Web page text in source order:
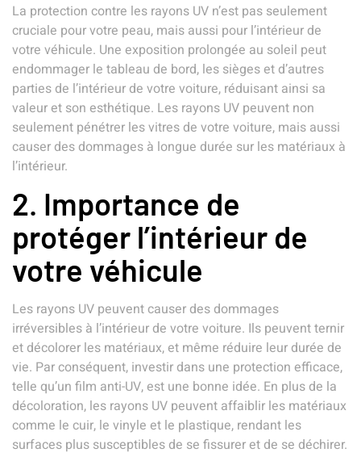
La protection contre les rayons UV n’est pas seulement
cruciale pour votre peau, mais aussi pour l’intérieur de
votre véhicule. Une exposition prolongée au soleil peut
endommager le tableau de bord, les sièges et d’autres
parties de l’intérieur de votre voiture, réduisant ainsi sa
valeur et son esthétique. Les rayons UV peuvent non
seulement pénétrer les vitres de votre voiture, mais aussi
causer des dommages à longue durée sur les matériaux à
l’intérieur.
2. Importance de
protéger l’intérieur de
votre véhicule
Les rayons UV peuvent causer des dommages
irréversibles à l’intérieur de votre voiture. Ils peuvent ternir
et décolorer les matériaux, et même réduire leur durée de
vie. Par conséquent, investir dans une protection efficace,
telle qu’un film anti-UV, est une bonne idée. En plus de la
décoloration, les rayons UV peuvent affaiblir les matériaux
comme le cuir, le vinyle et le plastique, rendant les
surfaces plus susceptibles de se fissurer et de se déchirer.